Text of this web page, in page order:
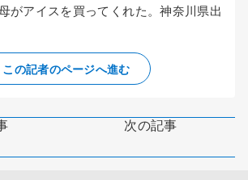
がアイスを買ってくれた。神奈川県出
この記者のページへ進む
次の記事